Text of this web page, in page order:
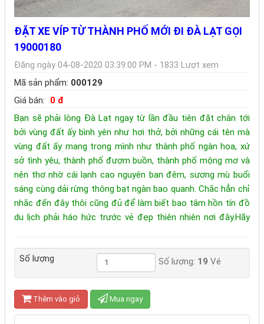
ĐẶT XE VÍP TỪ THÀNH PHỐ MỚI ĐI ĐÀ LẠT GỌI
19000180
Đăng ngày 04-08-2020 03:39:00 PM - 1833 Lượt xem
Mã sản phẩm: 000129
Giá bán:
0 đ
Bạn sẽ phải lòng Đà Lạt ngay từ lần đầu tiên đặt chân tới
bởi vùng đất ấy bình yên như hơi thở, bởi những cái tên mà
vùng đất ấy mang trong mình như thành phố ngàn hoa, xứ
sở tình yêu, thành phố đượm buồn, thành phố mộng mơ và
nên thơ nhờ cái lạnh cao nguyên ban đêm, sương mù buổi
sáng cùng dải rừng thông bạt ngàn bao quanh. Chắc hẳn chỉ
nhắc đến đây thôi cũng đủ để làm biết bao tâm hồn tín đồ
du lịch phải háo hức trước vẻ đẹp thiên nhiên nơi đây.Hãy
0922242225
Số lượng Số lượng: 19 Vé
Thêm vào giỏ Mua ngay